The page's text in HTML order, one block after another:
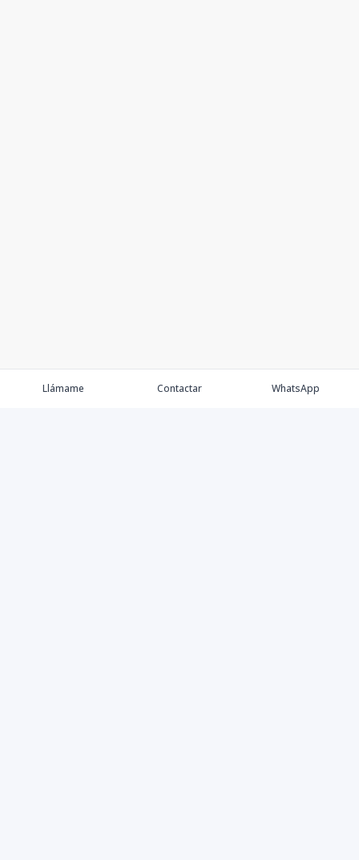
Llámame Contactar WhatsApp